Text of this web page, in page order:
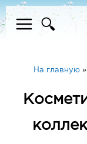
На главную »